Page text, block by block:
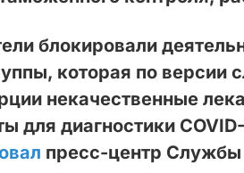
блокировали
которая по версии
некачественные
для диагностики
пресс-центр Службы